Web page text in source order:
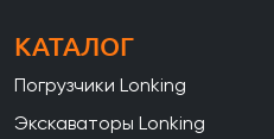
КАТАЛОГ
Погрузчики Lonking
Экскаваторы Lonking